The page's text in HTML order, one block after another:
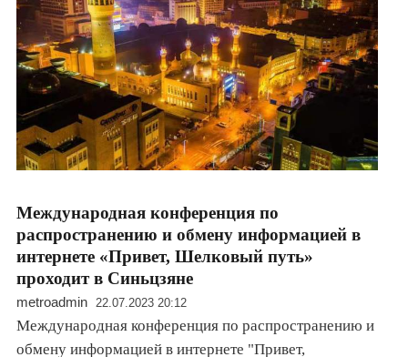
Международная конференция по
распространению и обмену информацией в
интернете «Привет, Шелковый путь»
проходит в Синьцзяне
metroadmin 22.07.2023 20:12
Международная конференция по распространению и
обмену информацией в интернете "Привет,